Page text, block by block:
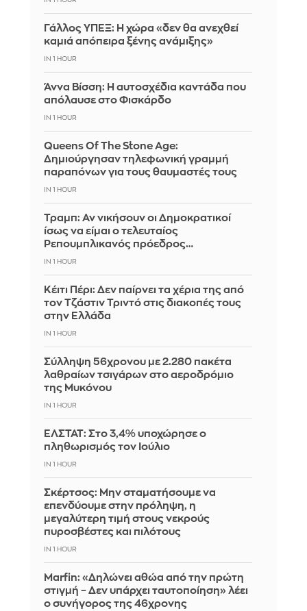
Γάλλος ΥΠΕΞ: Η χώρα «δεν θα ανεχθεί
καμιά απόπειρα ξένης ανάμιξης»
IN 1 HOUR
Άννα Βίσση: Η αυτοσχέδια καντάδα που
απόλαυσε στο Φισκάρδο
IN 1 HOUR
Queens Of The Stone Age:
Δημιούργησαν τηλεφωνική γραμμή
παραπόνων για τους θαυμαστές τους
IN 1 HOUR
Τραμπ: Αν νικήσουν οι Δημοκρατικοί
ίσως να είμαι ο τελευταίος
Ρεπουμπλικανός πρόεδρος…
IN 1 HOUR
Κέιτι Πέρι: Δεν παίρνει τα χέρια της από
τον Τζάστιν Τριντό στις διακοπές τους
στην Ελλάδα
IN 1 HOUR
Σύλληψη 56χρονου με 2.280 πακέτα
λαθραίων τσιγάρων στο αεροδρόμιο
της Μυκόνου
IN 1 HOUR
ΕΛΣΤΑΤ: Στο 3,4% υποχώρησε ο
πληθωρισμός τον Ιούλιο
IN 1 HOUR
Σκέρτσος: Μην σταματήσουμε να
επενδύουμε στην πρόληψη, η
μεγαλύτερη τιμή στους νεκρούς
πυροσβέστες και πιλότους
IN 1 HOUR
Marfin: «Δηλώνει αθώα από την πρώτη
στιγμή – Δεν υπάρχει ταυτοποίηση» λέει
ο συνήγορος της 46χρονης